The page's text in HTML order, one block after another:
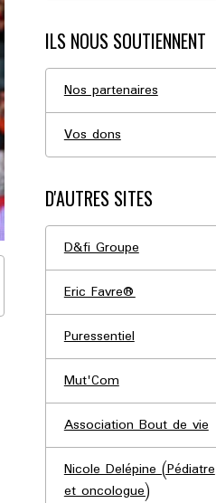
ILS NOUS SOUTIENNENT
Nos partenaires
Vos dons
D'AUTRES SITES
D&fi Groupe
Eric Favre®
Puressentiel
Mut'Com
Association Bout de vie
Nicole Delépine (Pédiatre
et oncologue)